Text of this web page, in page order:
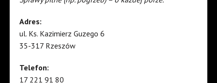
Adres:
ul. Ks. Kazimierz Guzego 6
35-317 Rzeszów
Telefon:
17 221 91 80